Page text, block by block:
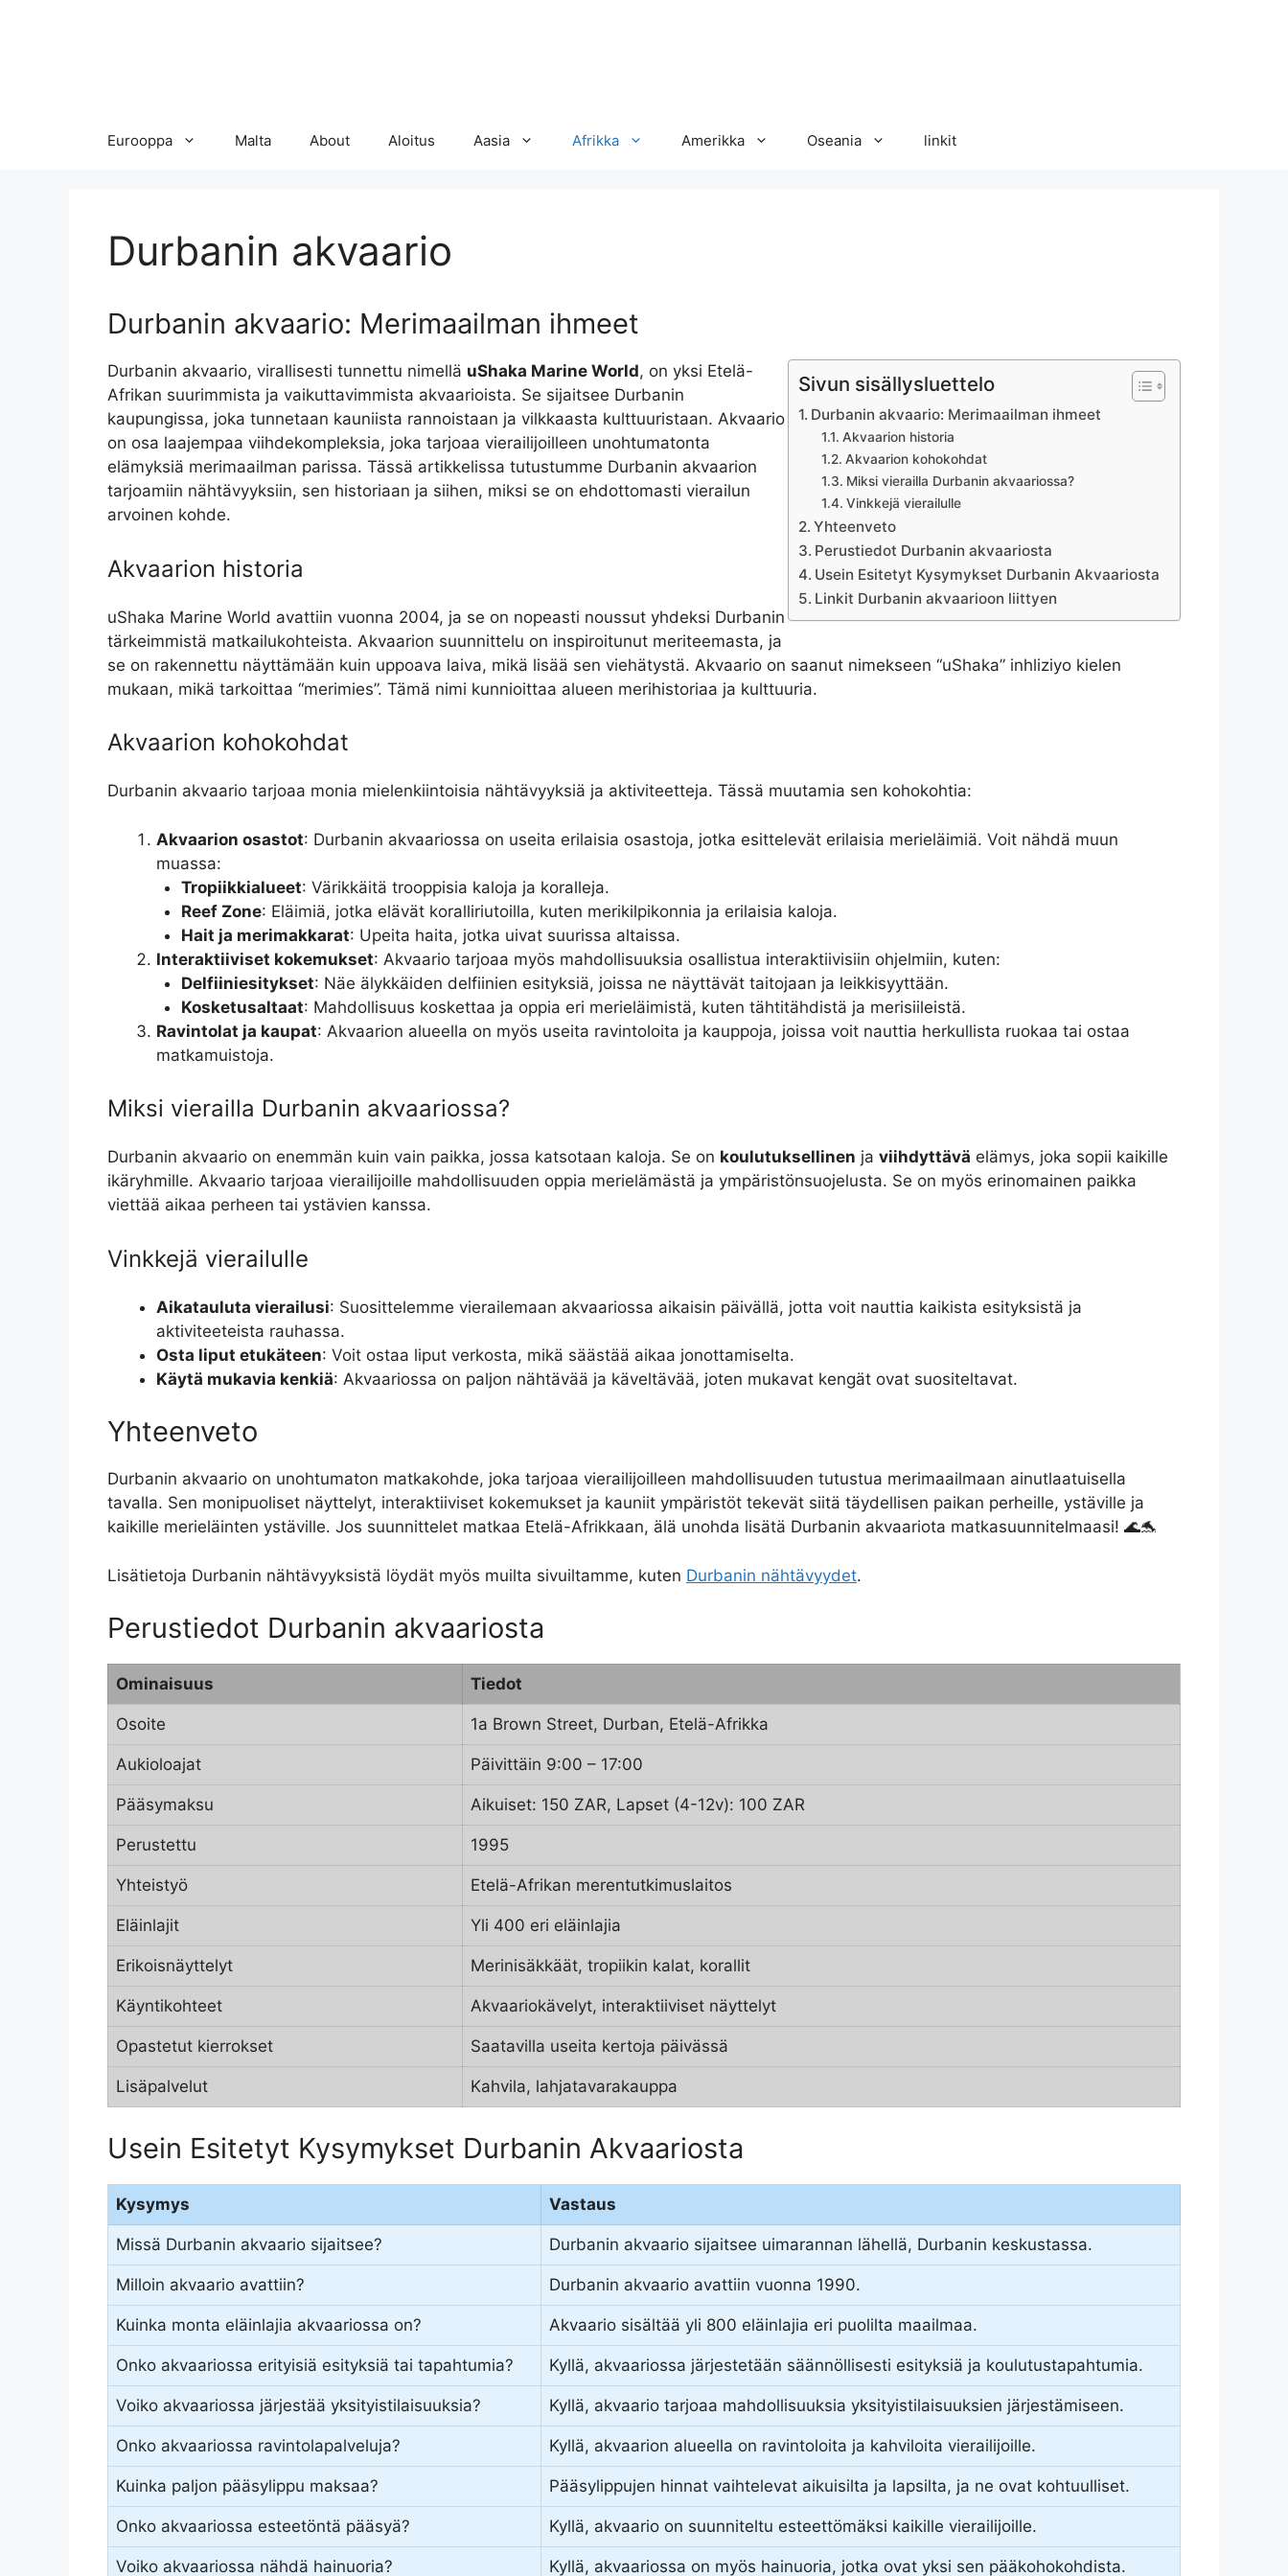
Eurooppa Malta About Aloitus Aasia Afrikka Amerikka Oseania linkit
Durbanin akvaario
Durbanin akvaario: Merimaailman ihmeet
Sivun sisällysluettelo
Durbanin akvaario: Merimaailman ihmeet
Akvaarion historia
Akvaarion kohokohdat
Miksi vierailla Durbanin akvaariossa?
Vinkkejä vierailulle
Yhteenveto
Perustiedot Durbanin akvaariosta
Usein Esitetyt Kysymykset Durbanin Akvaariosta
Linkit Durbanin akvaarioon liittyen
Durbanin akvaario, virallisesti tunnettu nimellä uShaka Marine World, on yksi Etelä-
Afrikan suurimmista ja vaikuttavimmista akvaarioista. Se sijaitsee Durbanin
kaupungissa, joka tunnetaan kauniista rannoistaan ja vilkkaasta kulttuuristaan. Akvaario
on osa laajempaa viihdekompleksia, joka tarjoaa vierailijoilleen unohtumatonta
elämyksiä merimaailman parissa. Tässä artikkelissa tutustumme Durbanin akvaarion
tarjoamiin nähtävyyksiin, sen historiaan ja siihen, miksi se on ehdottomasti vierailun
arvoinen kohde.
Akvaarion historia
uShaka Marine World avattiin vuonna 2004, ja se on nopeasti noussut yhdeksi Durbanin
tärkeimmistä matkailukohteista. Akvaarion suunnittelu on inspiroitunut meriteemasta, ja
se on rakennettu näyttämään kuin uppoava laiva, mikä lisää sen viehätystä. Akvaario on saanut nimekseen “uShaka” inhliziyo kielen
mukaan, mikä tarkoittaa “merimies”. Tämä nimi kunnioittaa alueen merihistoriaa ja kulttuuria.
Akvaarion kohokohdat
Durbanin akvaario tarjoaa monia mielenkiintoisia nähtävyyksiä ja aktiviteetteja. Tässä muutamia sen kohokohtia:
Akvaarion osastot: Durbanin akvaariossa on useita erilaisia osastoja, jotka esittelevät erilaisia merieläimiä. Voit nähdä muun
muassa:
Tropiikkialueet: Värikkäitä trooppisia kaloja ja koralleja.
Reef Zone: Eläimiä, jotka elävät koralliriutoilla, kuten merikilpikonnia ja erilaisia kaloja.
Hait ja merimakkarat: Upeita haita, jotka uivat suurissa altaissa.
Interaktiiviset kokemukset: Akvaario tarjoaa myös mahdollisuuksia osallistua interaktiivisiin ohjelmiin, kuten:
Delfiiniesitykset: Näe älykkäiden delfiinien esityksiä, joissa ne näyttävät taitojaan ja leikkisyyttään.
Kosketusaltaat: Mahdollisuus koskettaa ja oppia eri merieläimistä, kuten tähtitähdistä ja merisiileistä.
Ravintolat ja kaupat: Akvaarion alueella on myös useita ravintoloita ja kauppoja, joissa voit nauttia herkullista ruokaa tai ostaa
matkamuistoja.
Miksi vierailla Durbanin akvaariossa?
Durbanin akvaario on enemmän kuin vain paikka, jossa katsotaan kaloja. Se on koulutuksellinen ja viihdyttävä elämys, joka sopii kaikille
ikäryhmille. Akvaario tarjoaa vierailijoille mahdollisuuden oppia merielämästä ja ympäristönsuojelusta. Se on myös erinomainen paikka
viettää aikaa perheen tai ystävien kanssa.
Vinkkejä vierailulle
Aikatauluta vierailusi: Suosittelemme vierailemaan akvaariossa aikaisin päivällä, jotta voit nauttia kaikista esityksistä ja
aktiviteeteista rauhassa.
Osta liput etukäteen: Voit ostaa liput verkosta, mikä säästää aikaa jonottamiselta.
Käytä mukavia kenkiä: Akvaariossa on paljon nähtävää ja käveltävää, joten mukavat kengät ovat suositeltavat.
Yhteenveto
Durbanin akvaario on unohtumaton matkakohde, joka tarjoaa vierailijoilleen mahdollisuuden tutustua merimaailmaan ainutlaatuisella
tavalla. Sen monipuoliset näyttelyt, interaktiiviset kokemukset ja kauniit ympäristöt tekevät siitä täydellisen paikan perheille, ystäville ja
kaikille merieläinten ystäville. Jos suunnittelet matkaa Etelä-Afrikkaan, älä unohda lisätä Durbanin akvaariota matkasuunnitelmaasi! 🌊🐬
Lisätietoja Durbanin nähtävyyksistä löydät myös muilta sivuiltamme, kuten Durbanin nähtävyydet.
Perustiedot Durbanin akvaariosta
Ominaisuus Tiedot
Osoite 1a Brown Street, Durban, Etelä-Afrikka
Aukioloajat Päivittäin 9:00 – 17:00
Pääsymaksu Aikuiset: 150 ZAR, Lapset (4-12v): 100 ZAR
Perustettu 1995
Yhteistyö Etelä-Afrikan merentutkimuslaitos
Eläinlajit Yli 400 eri eläinlajia
Erikoisnäyttelyt Merinisäkkäät, tropiikin kalat, korallit
Käyntikohteet Akvaariokävelyt, interaktiiviset näyttelyt
Opastetut kierrokset Saatavilla useita kertoja päivässä
Lisäpalvelut Kahvila, lahjatavarakauppa
Usein Esitetyt Kysymykset Durbanin Akvaariosta
Kysymys Vastaus
Missä Durbanin akvaario sijaitsee? Durbanin akvaario sijaitsee uimarannan lähellä, Durbanin keskustassa.
Milloin akvaario avattiin? Durbanin akvaario avattiin vuonna 1990.
Kuinka monta eläinlajia akvaariossa on? Akvaario sisältää yli 800 eläinlajia eri puolilta maailmaa.
Onko akvaariossa erityisiä esityksiä tai tapahtumia? Kyllä, akvaariossa järjestetään säännöllisesti esityksiä ja koulutustapahtumia.
Voiko akvaariossa järjestää yksityistilaisuuksia? Kyllä, akvaario tarjoaa mahdollisuuksia yksityistilaisuuksien järjestämiseen.
Onko akvaariossa ravintolapalveluja? Kyllä, akvaarion alueella on ravintoloita ja kahviloita vierailijoille.
Kuinka paljon pääsylippu maksaa? Pääsylippujen hinnat vaihtelevat aikuisilta ja lapsilta, ja ne ovat kohtuulliset.
Onko akvaariossa esteetöntä pääsyä? Kyllä, akvaario on suunniteltu esteettömäksi kaikille vierailijoille.
Voiko akvaariossa nähdä hainuoria? Kyllä, akvaariossa on myös hainuoria, jotka ovat yksi sen pääkohokohdista.